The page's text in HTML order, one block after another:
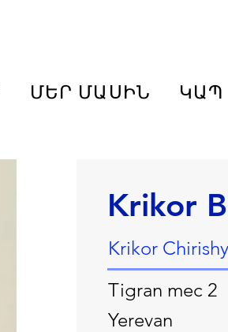
ՄԵՐ ՄԱՍԻՆ ԿԱՊ
Krikor
Krikor
Tigran mec 2
Yerevan